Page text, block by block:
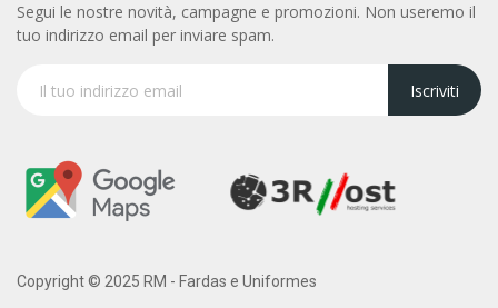
Segui le nostre novità, campagne e promozioni. Non useremo il
tuo indirizzo email per inviare spam.
Iscriviti
Copyright © 2025 RM - Fardas e Uniformes